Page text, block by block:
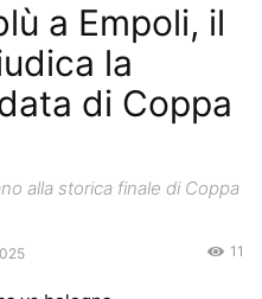
a Empoli, il
la
di Coppa
alla storica finale di Coppa
11